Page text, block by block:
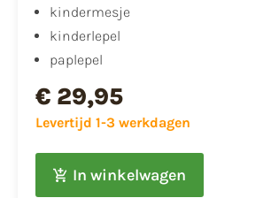
kindermesje
kinderlepel
paplepel
€ 29,95
Levertijd 1-3 werkdagen
In winkelwagen